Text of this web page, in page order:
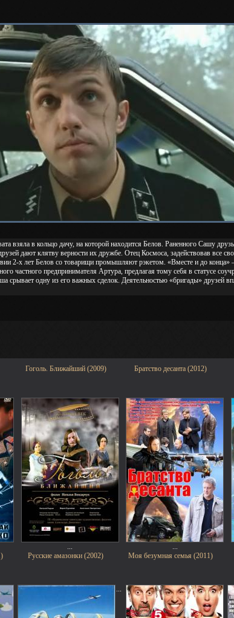
взяла в кольцо дачу, на которой находится Белов. Раненного Сашу
дают клятву верности их дружбе. Отец Космоса, задействовав все
2-х лет Белов со товарищи промышляют рэкетом. «Вместе и до конца» –
частного предпринимателя Артура, предлагая тому себя в статусе
срывает одну из его важных сделок. Деятельностью «бригады» друзей
Гоголь. Ближайший (2009) Братство десанта (2012)
Русские амазонки (2002) Моя безумная семья (2011)